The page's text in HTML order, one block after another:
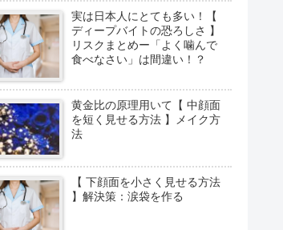
実は日本人にとても多い！【
ディープバイトの恐ろしさ 】
リスクまとめー「よく噛んで
食べなさい」は間違い！？
黄金比の原理用いて【 中顔面
を短く見せる方法 】メイク方
法
【 下顔面を小さく見せる方法
】解決策：涙袋を作る